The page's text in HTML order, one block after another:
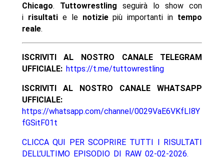
Chicago. Tuttowrestling seguirà lo show con
i risultatie le notiziepiù importanti in tempo
reale.
ISCRIVITI AL NOSTRO CANALE TELEGRAM
UFFICIALE: https://t.me/tuttowrestling
ISCRIVITI AL NOSTRO CANALE WHATSAPP
UFFICIALE:
https://whatsapp.com/channel/0029VaE6VKfLI8Y
fGSitF01t
CLICCA QUI PER SCOPRIRE TUTTI I RISULTATI
DELL’ULTIMO EPISODIO DI RAW 02-02-2026.